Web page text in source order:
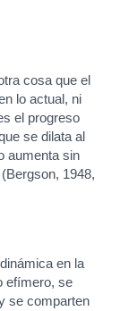
cosa que el
lo actual, ni
el progreso
se dilata al
aumenta sin
1948,
en la
efímero, se
se comparten